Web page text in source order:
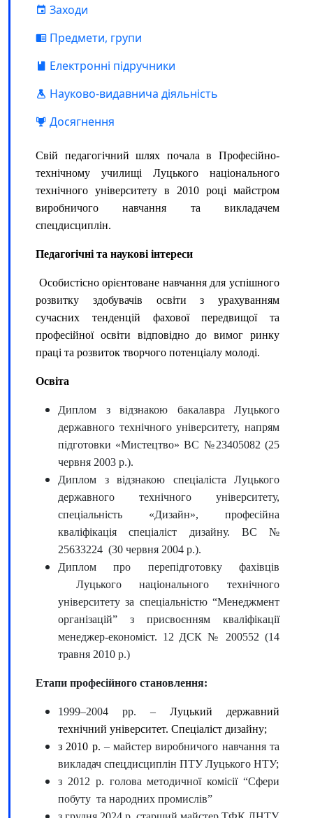
Заходи
Предмети, групи
Електронні підручники
Науково-видавнича діяльність
Досягнення
Свій педагогічний шлях почала в Професійно-
технічному училищі Луцького національного
технічного університету в 2010 році майстром
виробничого навчання та викладачем
спецдисциплін.
Педагогічні та наукові інтереси
Особистісно орієнтоване навчання для успішного
розвитку здобувачів освіти з урахуванням
сучасних тенденцій фахової передвищої та
професійної освіти відповідно до вимог ринку
праці та розвиток творчого потенціалу молоді.
Освіта
Диплом з відзнакою бакалавра Луцького
державного технічного університету, напрям
підготовки «Мистецтво» ВС №23405082 (25
червня 2003 р.).
Диплом з відзнакою спеціаліста Луцького
державного технічного університету,
спеціальність «Дизайн», професійна
кваліфікація спеціаліст дизайну. ВС №
25633224 (30 червня 2004 р.).
Диплом про перепідготовку фахівців
Луцького національного технічного
університету за спеціальністю “Менеджмент
організацій” з присвоєнням кваліфікації
менеджер-економіст. 12 ДСК № 200552 (14
травня 2010 р.)
Етапи професійного становлення:
1999–2004 рр. – Луцький державний
технічний університет. Спеціаліст дизайну;
з 2010 р. – майстер виробничого навчання та
викладач спецдисциплін ПТУ Луцького НТУ;
з 2012 р. голова методичної комісії “Сфери
побуту та народних промислів”